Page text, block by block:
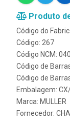
Produto
Código do
Código: 267
Código NCM:
Código de
Código de
Embalagem:
Marca: MULLER
Fornecedor: